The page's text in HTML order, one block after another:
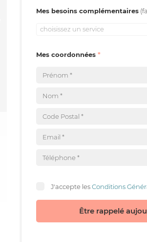
Mes besoins complémentaires
choisissez un service
Mes coordonnées
J'accepte lesConditions
Être rappelé